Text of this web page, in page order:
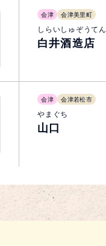
会津 会津美里町
しらいしゅぞうてん
白井酒造店
会津 会津若松市
やまぐち
山口